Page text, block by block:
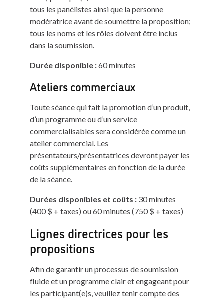
tous les panélistes ainsi que la personne
modératrice avant de soumettre la proposition;
tous les noms et les rôles doivent être inclus
dans la soumission.
Durée disponible :60 minutes
Ateliers commerciaux
Toute séance qui fait la promotion d’un produit,
d’un programme ou d’un service
commercialisables sera considérée comme un
atelier commercial. Les
présentateurs/présentatrices devront payer les
coûts supplémentaires en fonction de la durée
de la séance.
Durées disponibles et coûts : 30 minutes
(400 $ + taxes) ou 60 minutes (750 $ + taxes)
Lignes directrices pour les
propositions
Afin de garantir un processus de soumission
fluide et un programme clair et engageant pour
les participant(e)s, veuillez tenir compte des